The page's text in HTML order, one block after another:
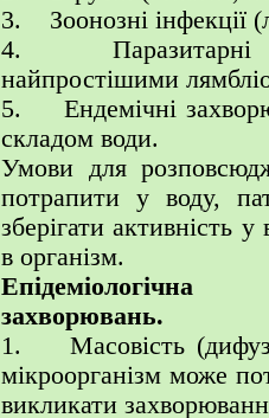
3. Зоонозні інфекції
4. Паразитарні
найпростішими
5. Ендемічні
складом води.
Умови для
потрапити у воду,
зберігати активність
в організм.
Епідеміологічна
захворювань.
1. Масовість
мікроорганізм може
викликати